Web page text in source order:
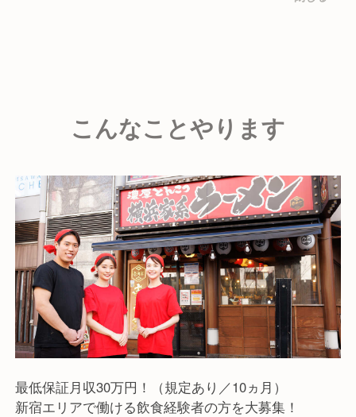
こんなことやります
最低保証月収30万円！（規定あり／10ヵ月）
新宿エリアで働ける飲食経験者の方を大募集！